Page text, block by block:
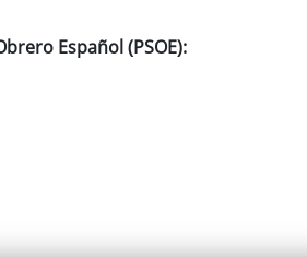
Español (PSOE):